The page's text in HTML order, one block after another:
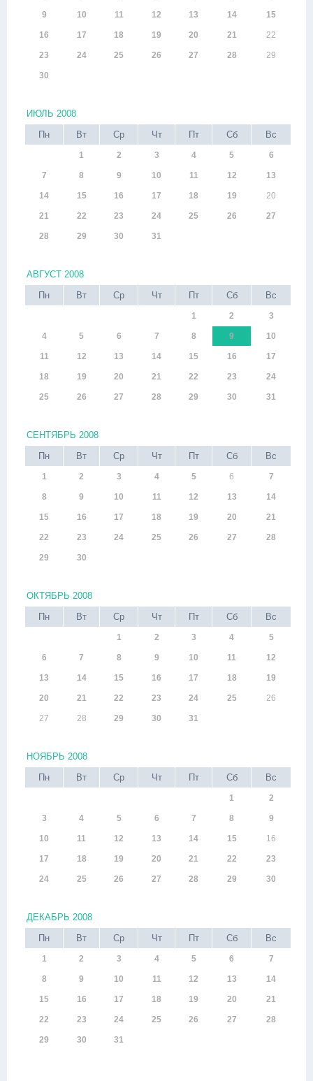
9 10 11 12 13 14 15
16 17 18 19 20 21 22
23 24 25 26 27 28 29
30
ИЮЛЬ 2008
Пн
Вт Ср Чт Пт Сб Вс
1 2 3 4 5 6
7 8 9 10 11 12 13
14 15 16 17 18 19 20
21 22 23 24 25 26 27
28 29 30 31
АВГУСТ 2008
Пн
Вт Ср Чт Пт Сб Вс
1 2 3
4 5 6 7 8 9 10
11 12 13 14 15 16 17
18 19 20 21 22 23 24
25 26 27 28 29 30 31
СЕНТЯБРЬ 2008
Пн
Вт Ср Чт Пт Сб Вс
1 2 3 4 5 6 7
8 9 10 11 12 13 14
15 16 17 18 19 20 21
22 23 24 25 26 27 28
29 30
ОКТЯБРЬ 2008
Пн
Вт Ср Чт Пт Сб Вс
1 2 3 4 5
6 7 8 9 10 11 12
13 14 15 16 17 18 19
20 21 22 23 24 25 26
27 28 29 30 31
НОЯБРЬ 2008
Пн
Вт Ср Чт Пт Сб Вс
1 2
3 4 5 6 7 8 9
10 11 12 13 14 15 16
17 18 19 20 21 22 23
24 25 26 27 28 29 30
ДЕКАБРЬ 2008
Пн
Вт Ср Чт Пт Сб Вс
1 2 3 4 5 6 7
8 9 10 11 12 13 14
15 16 17 18 19 20 21
22 23 24 25 26 27 28
29 30 31